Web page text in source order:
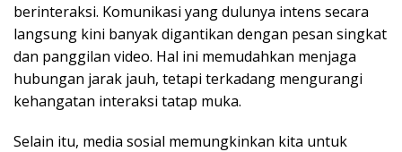
berinteraksi. Komunikasi yang dulunya intens secara
langsung kini banyak digantikan dengan pesan singkat
dan panggilan video. Hal ini memudahkan menjaga
hubungan jarak jauh, tetapi terkadang mengurangi
kehangatan interaksi tatap muka.
Selain itu, media sosial memungkinkan kita untuk